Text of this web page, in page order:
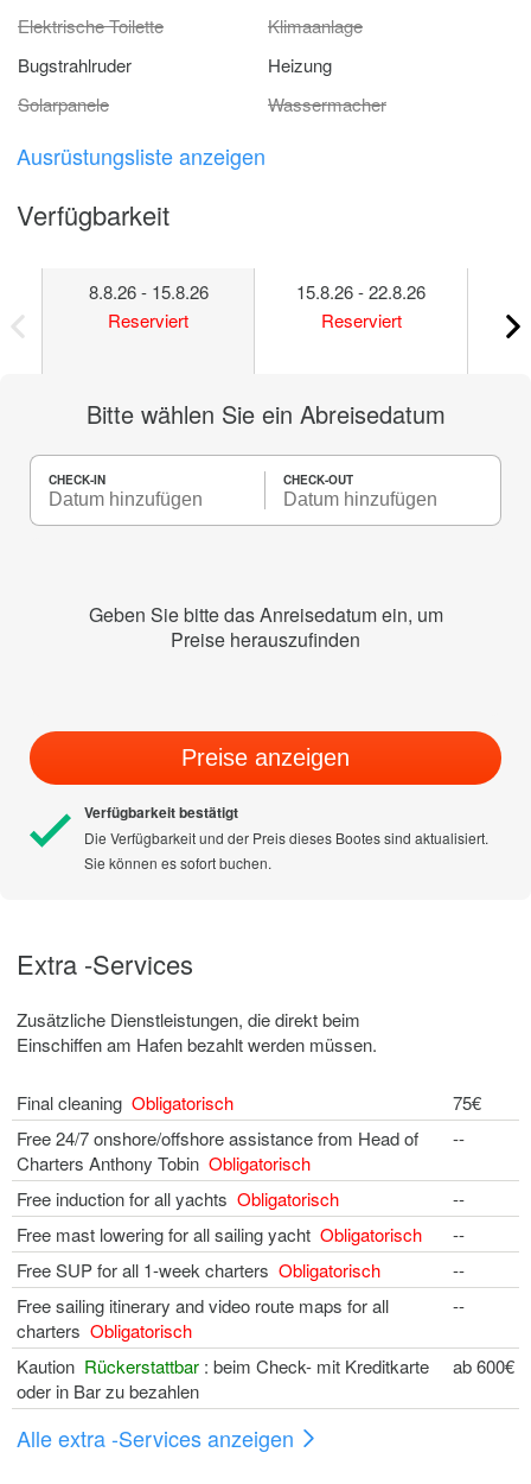
Elektrische Toilette
Klimaanlage
Bugstrahlruder
Heizung
Solarpanele
Wassermacher
Ausrüstungsliste anzeigen
Verfügbarkeit
8.8.26 - 15.8.26
Reserviert
15.8.26 - 22.8.26
Reserviert
Bitte wählen Sie ein Abreisedatum
CHECK-IN CHECK-OUT
Geben Sie bitte das Anreisedatum ein, um
Preise herauszufinden
Preise anzeigen
Verfügbarkeit bestätigt
Die Verfügbarkeit und der Preis dieses Bootes sind aktualisiert.
Sie können es sofort buchen.
Extra -Services
Zusätzliche Dienstleistungen, die direkt beim
Einschiffen am Hafen bezahlt werden müssen.
Final cleaning Obligatorisch
75€
Free 24/7 onshore/offshore assistance from Head of
Charters Anthony Tobin Obligatorisch
--
Free induction for all yachts Obligatorisch
--
Free mast lowering for all sailing yacht Obligatorisch
--
Free SUP for all 1-week charters Obligatorisch
--
Free sailing itinerary and video route maps for all
charters Obligatorisch
--
Kaution Rückerstattbar : beim Check- mit Kreditkarte
oder in Bar zu bezahlen
ab 600€
Alle extra -Services anzeigen